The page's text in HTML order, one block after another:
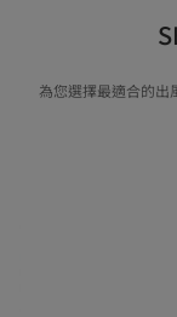
為您選擇最適合的出